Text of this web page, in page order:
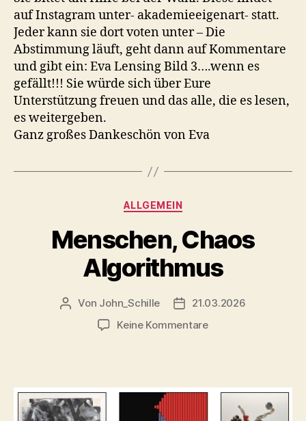
auf Instagram unter- akademieeigenart- statt.
Jeder kann sie dort voten unter – Die
Abstimmung läuft, geht dann auf Kommentare
und gibt ein: Eva Lensing Bild 3….wenn es
gefällt!!! Sie würde sich über Eure
Unterstützung freuen und das alle, die es lesen,
es weitergeben.
Ganz großes Dankeschön von Eva
Kategorien
ALLGEMEIN
Menschen, Chaos
Algorithmus
Beitragsautor
Von John_Schille Veröffentlichungsdatum
21.03.2026
Keine Kommentarezu